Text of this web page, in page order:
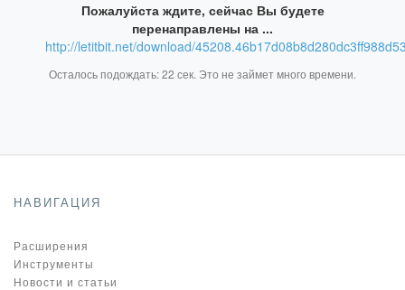
Пожалуйста ждите, сейчас Вы будете
перенаправлены на ...
http://letitbit.net/download/
Осталось подождать:22 сек. Это не займет много времени.
НАВИГАЦИЯ
Расширения
Инструменты
Новости и статьи